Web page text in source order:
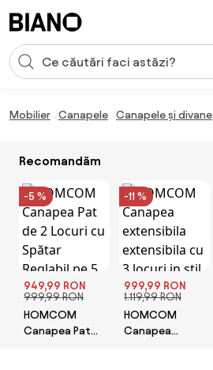
Introducerea căutării
Mobilier Canapele Canapele și divane
Recomandăm
-5 %
949,99 RON
999,99 RON
HOMCOM
Canapea Pat
-11 %
999,99 RON
1.119,99 RON
HOMCOM
Canapea